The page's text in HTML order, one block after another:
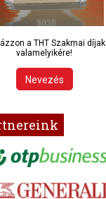
a THT Szakmai díjak
valamelyikére!
Nevezés